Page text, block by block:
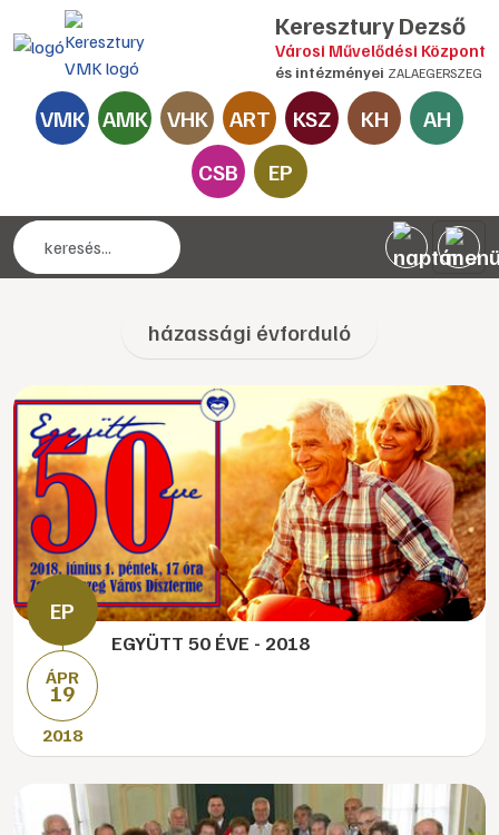
Keresztury Dezső
Városi Művelődési Központ
és intézményei ZALAEGERSZEG
VMK AMK VHK ART KSZ KH
AH
CSB
EP
házassági évforduló
ÁPR
19
2018
EGYÜTT 50 ÉVE - 2018